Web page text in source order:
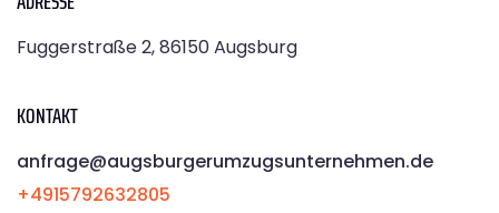
Fuggerstraße 2, 86150 Augsburg
KONTAKT
anfrage@augsburgerumzugsunternehmen.de
+4915792632805